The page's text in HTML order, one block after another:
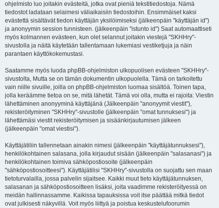
ohjelmisto luo joitakin evästeitä, jotka ovat pieniä tekstitiedostoja. Nämä
tiedostot ladataan selaimesi väliaikaisiin tiedostoihin. Ensimmäiset kaksi
evästettä sisältävät tiedon käyttäjän yksilöimiseksi (jälkeenpäin "käyttäjän id")
ja anonyymin session tunnisteen. (jälkeenpäin "istunto id") Saat automaattiseti
myös kolmannen evästeen, kun olet selannut joitakin viestejä "SKHHry"-
sivustolla ja näitä käytetään tallentamaan lukemiasi vestiketjuja ja näin
parantaen käyttökokemustasi.
Saatamme myös luoda phpBB-ohjelmiston ulkopuolisen evästeen "SKHHry"-
sivustolta, Mutta se on tämän dokumentin ulkopuolella. Tämä on tarkoitettu
vain niille sivuille, joilla on phpBB-ohjelmiston luomaa sisältöä. Toinen tapa,
jolla keräämme tietoa on se, mitä lähetät. Tämä voi olla, mutta ei rajoita: Viestin
lähettäminen anonyyminä käyttäjänä (Jälkeenpäin "anonyymit viestit"),
rekisteröityminen "SKHHry"-sivustolle (jälkeenpäin "omat tunnuksesi") ja
lähettämäsi viestit rekisteröitymisen ja sisäänkirjautumisen jälkeen
(jälkeenpäin "omat viestisi").
Käyttäjätiliin tallennetaan ainakin nimesi (jälkeenpäin "käyttäjätunnuksesi"),
henkilökohtainen salasana, jolla kirjaudut sisään (jälkeenpäin "salasanasi") ja
henkilökohtainen toimiva sähköpostiosoite (jälkeenpäin
"sähköpostiosoitteesi"). Käyttäjätilisi "SKHHry"-sivustolla on suojattu sen maan
tietoturvalailla, jossa palvelin sijaitsee. Kaikki muut tieto käyttäjätunnuksen,
salasanan ja sähköpostiosoitteen lisäksi, joita vaadimme rekisteröityessä on
meidän hallinnassamme. Kaikissa tapauksissa voit itse päättää mitkä tiedot
ovat julkisesti näkyvillä. Voit myös liittyä ja poistua keskustelufoorumin